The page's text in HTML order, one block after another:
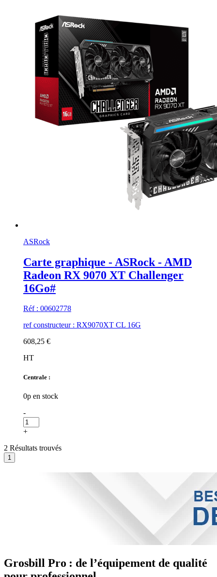
ASRock
Carte graphique - ASRock - AMD
Radeon RX 9070 XT Challenger
16Go#
Réf : 00602778
ref constructeur : RX9070XT CL 16G
608,25 €
HT
Centrale :
0p en stock
-
+
2 Résultats trouvés
Grosbill Pro : de l’équipement de qualité